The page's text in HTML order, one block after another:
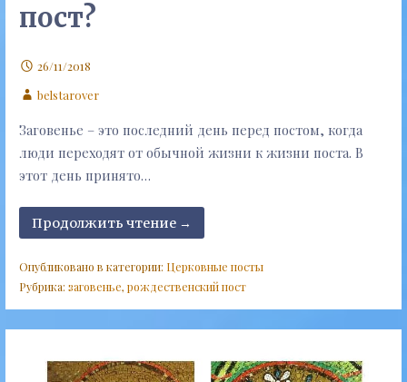
пост?
26/11/2018
belstarover
Заговенье – это последний день перед постом, когда
люди переходят от обычной жизни к жизни поста. В
этот день принято…
Продолжить чтение →
Опубликовано в категории: Церковные посты
Рубрика: заговенье, рождественский пост